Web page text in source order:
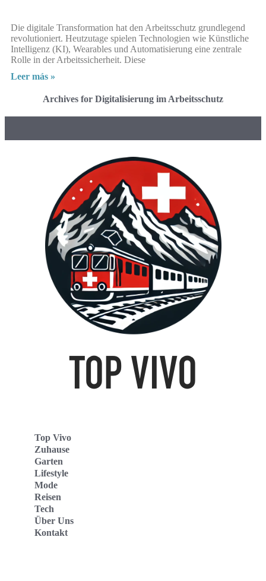
Die digitale Transformation hat den Arbeitsschutz grundlegend
revolutioniert. Heutzutage spielen Technologien wie Künstliche
Intelligenz (KI), Wearables und Automatisierung eine zentrale
Rolle in der Arbeitssicherheit. Diese
Leer más »
Archives for Digitalisierung im Arbeitsschutz
Top Vivo
Zuhause
Garten
Lifestyle
Mode
Reisen
Tech
Über Uns
Kontakt